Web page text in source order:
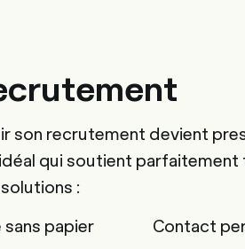
son recrutement devient
qui soutient parfaitement
:
papier
Contact